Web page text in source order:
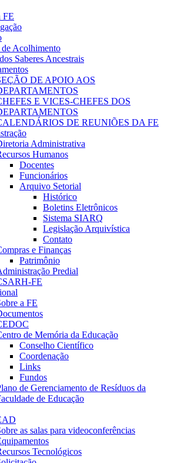
FE
de Acolhimento
Saberes Ancestrais
DE APOIO AOS
E VICES-CHEFES DOS
DE REUNIÕES DA FE
Administrativa
Humanos
Docentes
Funcionários
Arquivo Setorial
Histórico
Boletins Eletrônicos
Sistema SIARQ
Legislação Arquivística
Contato
e Finanças
Patrimônio
Predial
FE
a FE
de Memória da Educação
Conselho Científico
Coordenação
Links
Fundos
de Gerenciamento de Resíduos da
de Educação
as salas para videoconferências
Tecnológicos